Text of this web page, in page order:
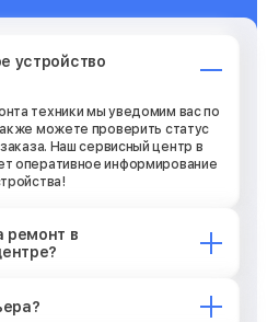
устройство
техники мы уведомим вас по
можете проверить статус
Наш сервисный центр в
оперативное информирование
ремонт в